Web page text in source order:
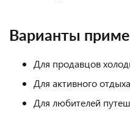
Варианты
Для продавцов
Для активного
Для любителей